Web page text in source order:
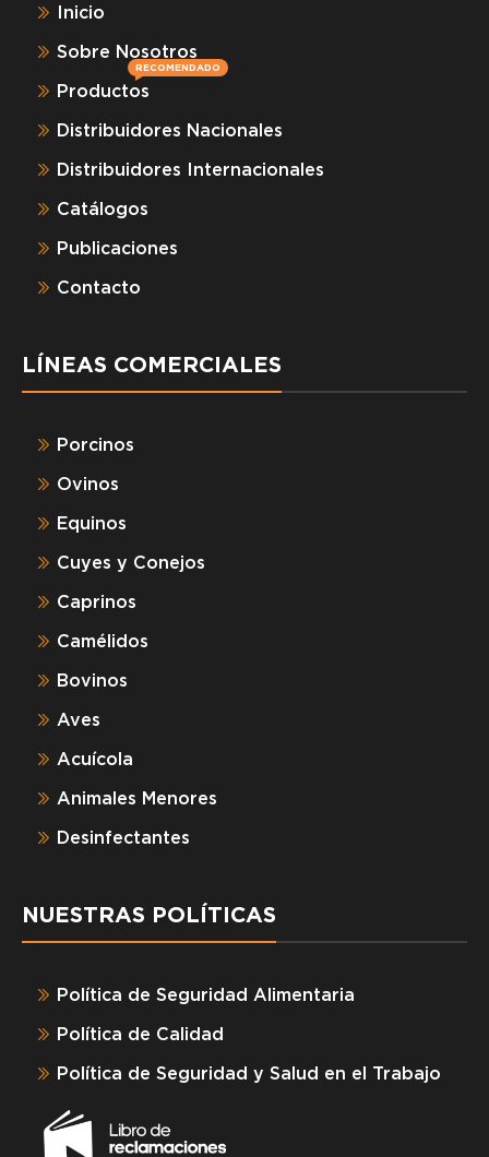
Inicio
Sobre Nosotros
Productos
RECOMENDADO
Distribuidores Nacionales
Distribuidores Internacionales
Catálogos
Publicaciones
Contacto
LÍNEAS COMERCIALES
Porcinos
Ovinos
Equinos
Cuyes y Conejos
Caprinos
Camélidos
Bovinos
Aves
Acuícola
Animales Menores
Desinfectantes
NUESTRAS POLÍTICAS
Política de Seguridad Alimentaria
Política de Calidad
Política de Seguridad y Salud en el Trabajo